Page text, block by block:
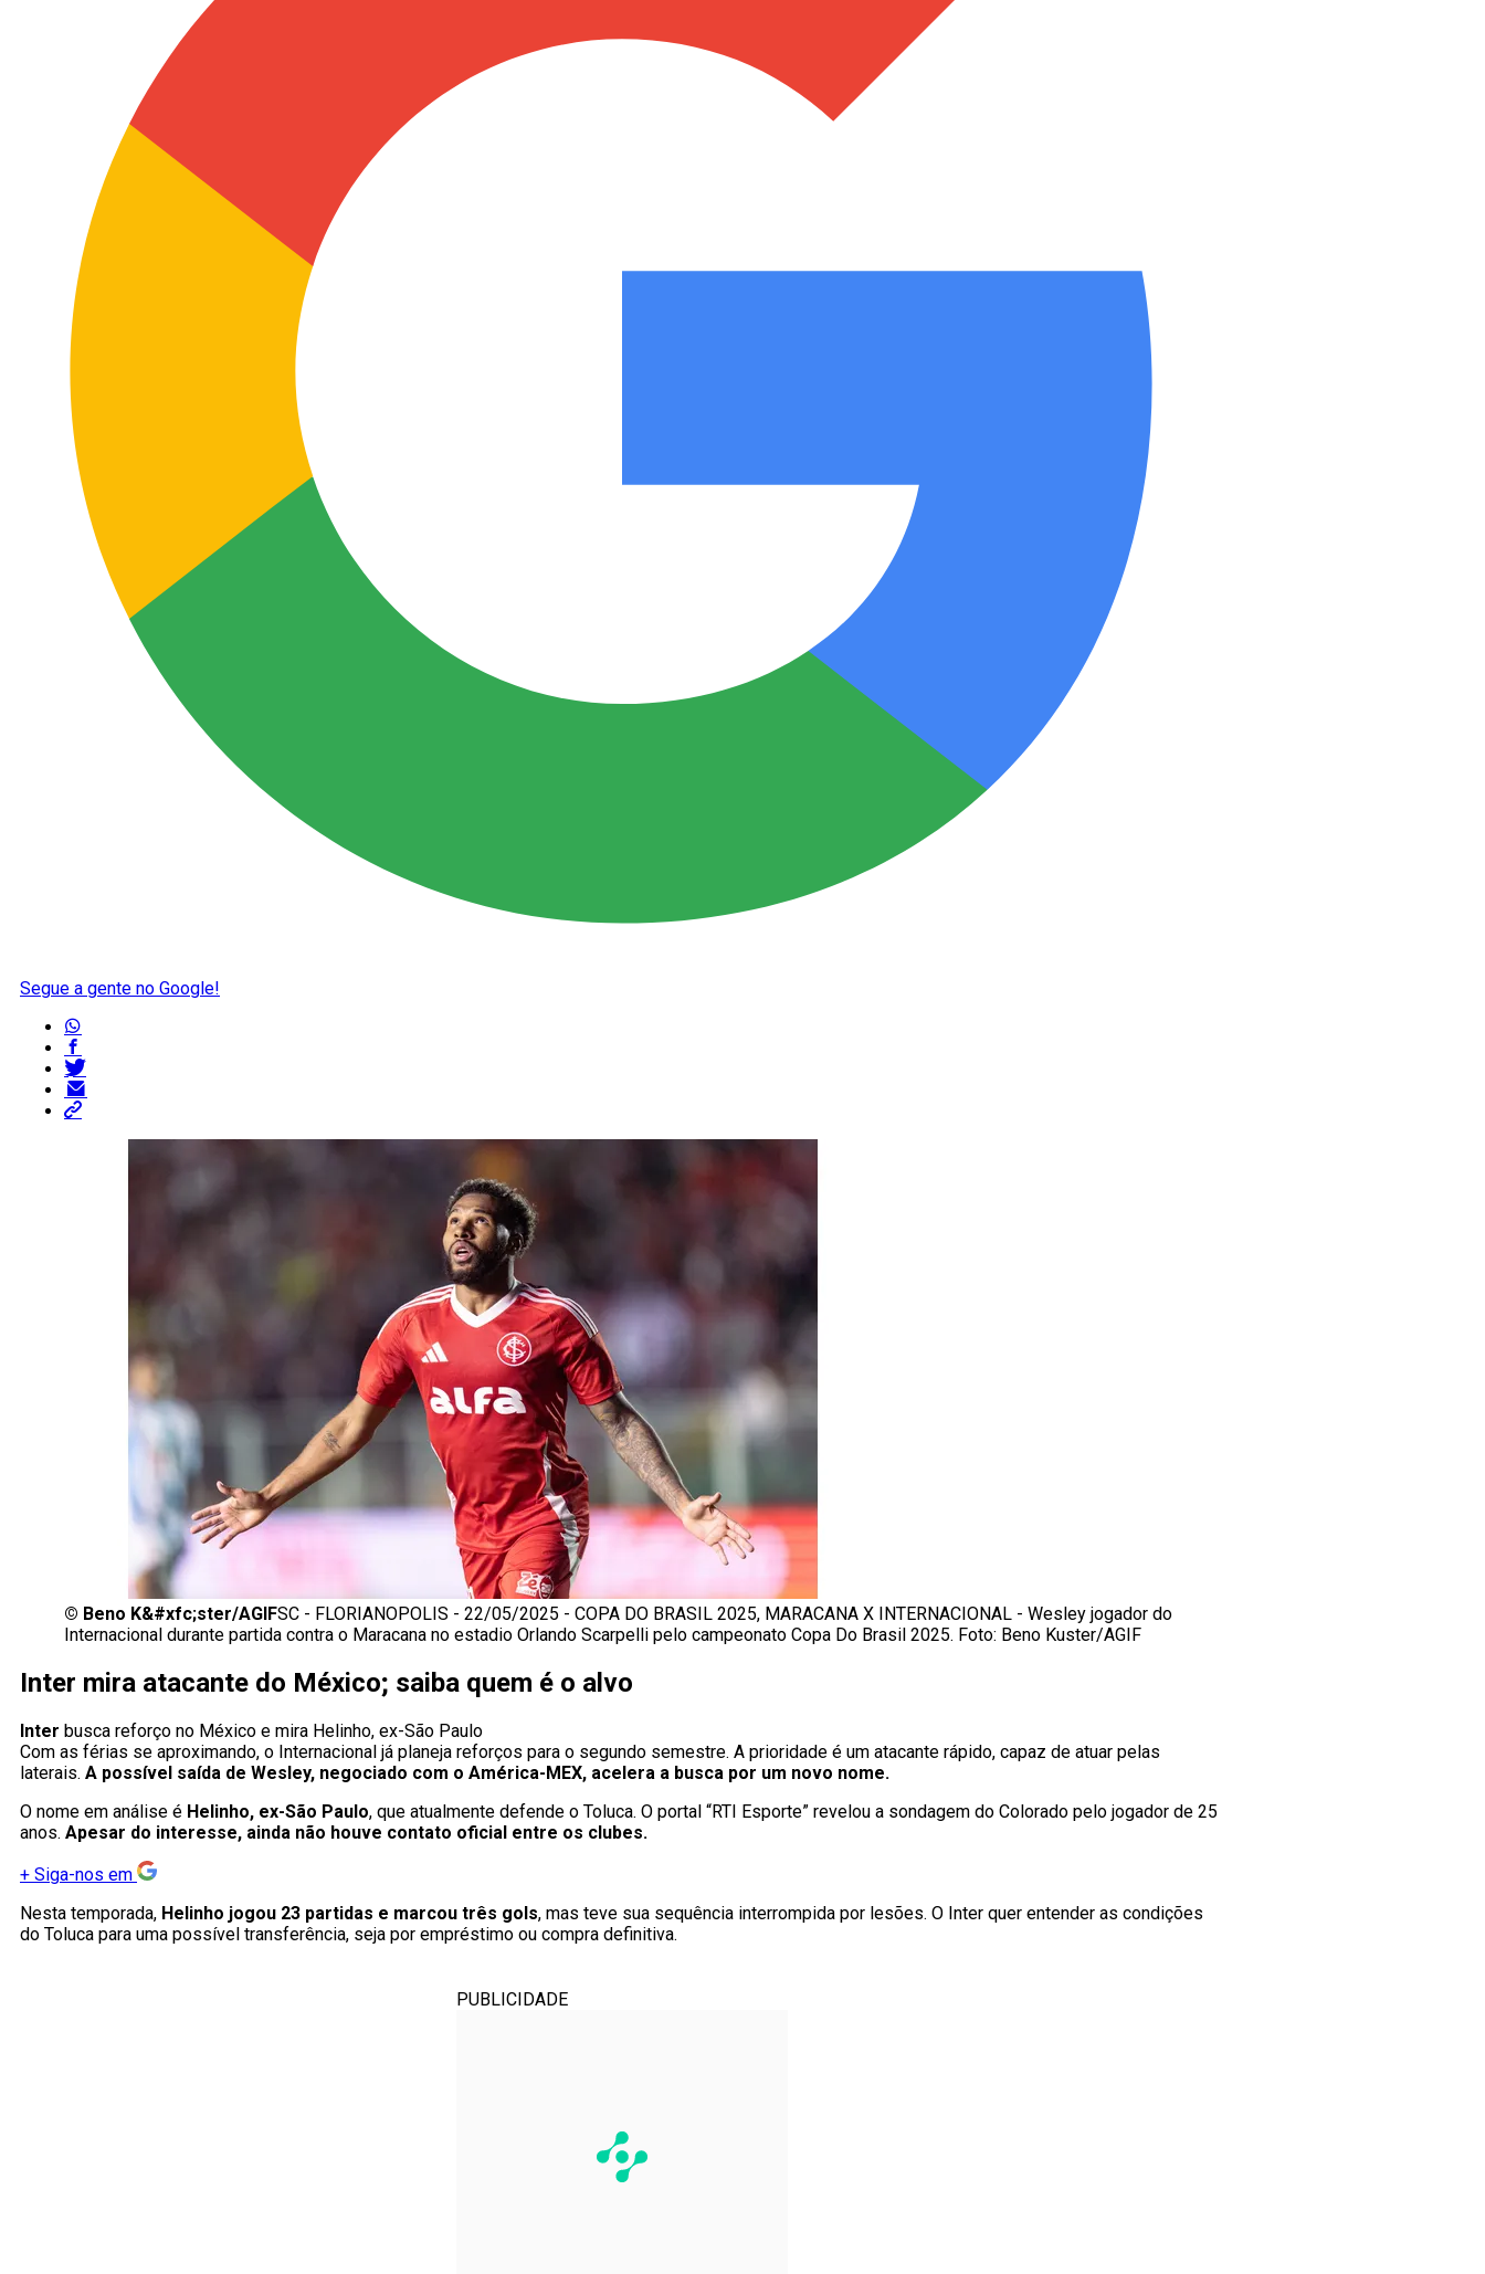
Segue a gente no Google!
© Beno K&#xfc;ster/AGIFSC - FLORIANOPOLIS - 22/05/2025 - COPA DO BRASIL 2025, MARACANA X INTERNACIONAL - Wesley jogador do
Internacional durante partida contra o Maracana no estadio Orlando Scarpelli pelo campeonato Copa Do Brasil 2025. Foto: Beno Kuster/AGIF
Inter mira atacante do México; saiba quem é o alvo
Inter busca reforço no México e mira Helinho, ex-São Paulo
Com as férias se aproximando, o Internacional já planeja reforços para o segundo semestre. A prioridade é um atacante rápido, capaz de atuar pelas
laterais. A possível saída de Wesley, negociado com o América-MEX, acelera a busca por um novo nome.
O nome em análise é Helinho, ex-São Paulo, que atualmente defende o Toluca. O portal “RTI Esporte” revelou a sondagem do Colorado pelo jogador de 25
anos. Apesar do interesse, ainda não houve contato oficial entre os clubes.
+ Siga-nos em
Nesta temporada, Helinho jogou 23 partidas e marcou três gols, mas teve sua sequência interrompida por lesões. O Inter quer entender as condições
do Toluca para uma possível transferência, seja por empréstimo ou compra definitiva.
PUBLICIDADE